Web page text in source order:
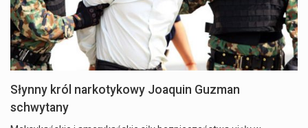
Słynny król narkotykowy Joaquin Guzman
schwytany